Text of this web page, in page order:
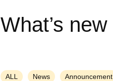
What’s new
ALL News Announcement